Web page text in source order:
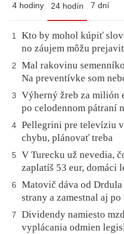
4 hodiny 24 hodín 7 dní
1
Kto by mohol kúpiť
no záujem môžu
2
Mal rakovinu
Na preventívke som
3
Výherný žreb za milión
po celodennom pátraní
4 Pellegrini pre televíziu
chybu, plánovať treba
5
V Turecku už nevedia,
zaplatíš 53 eur, domáci
6
Matovič dáva od
strany a zamestnal aj
7
Dividendy namiesto
vyplácania odmien